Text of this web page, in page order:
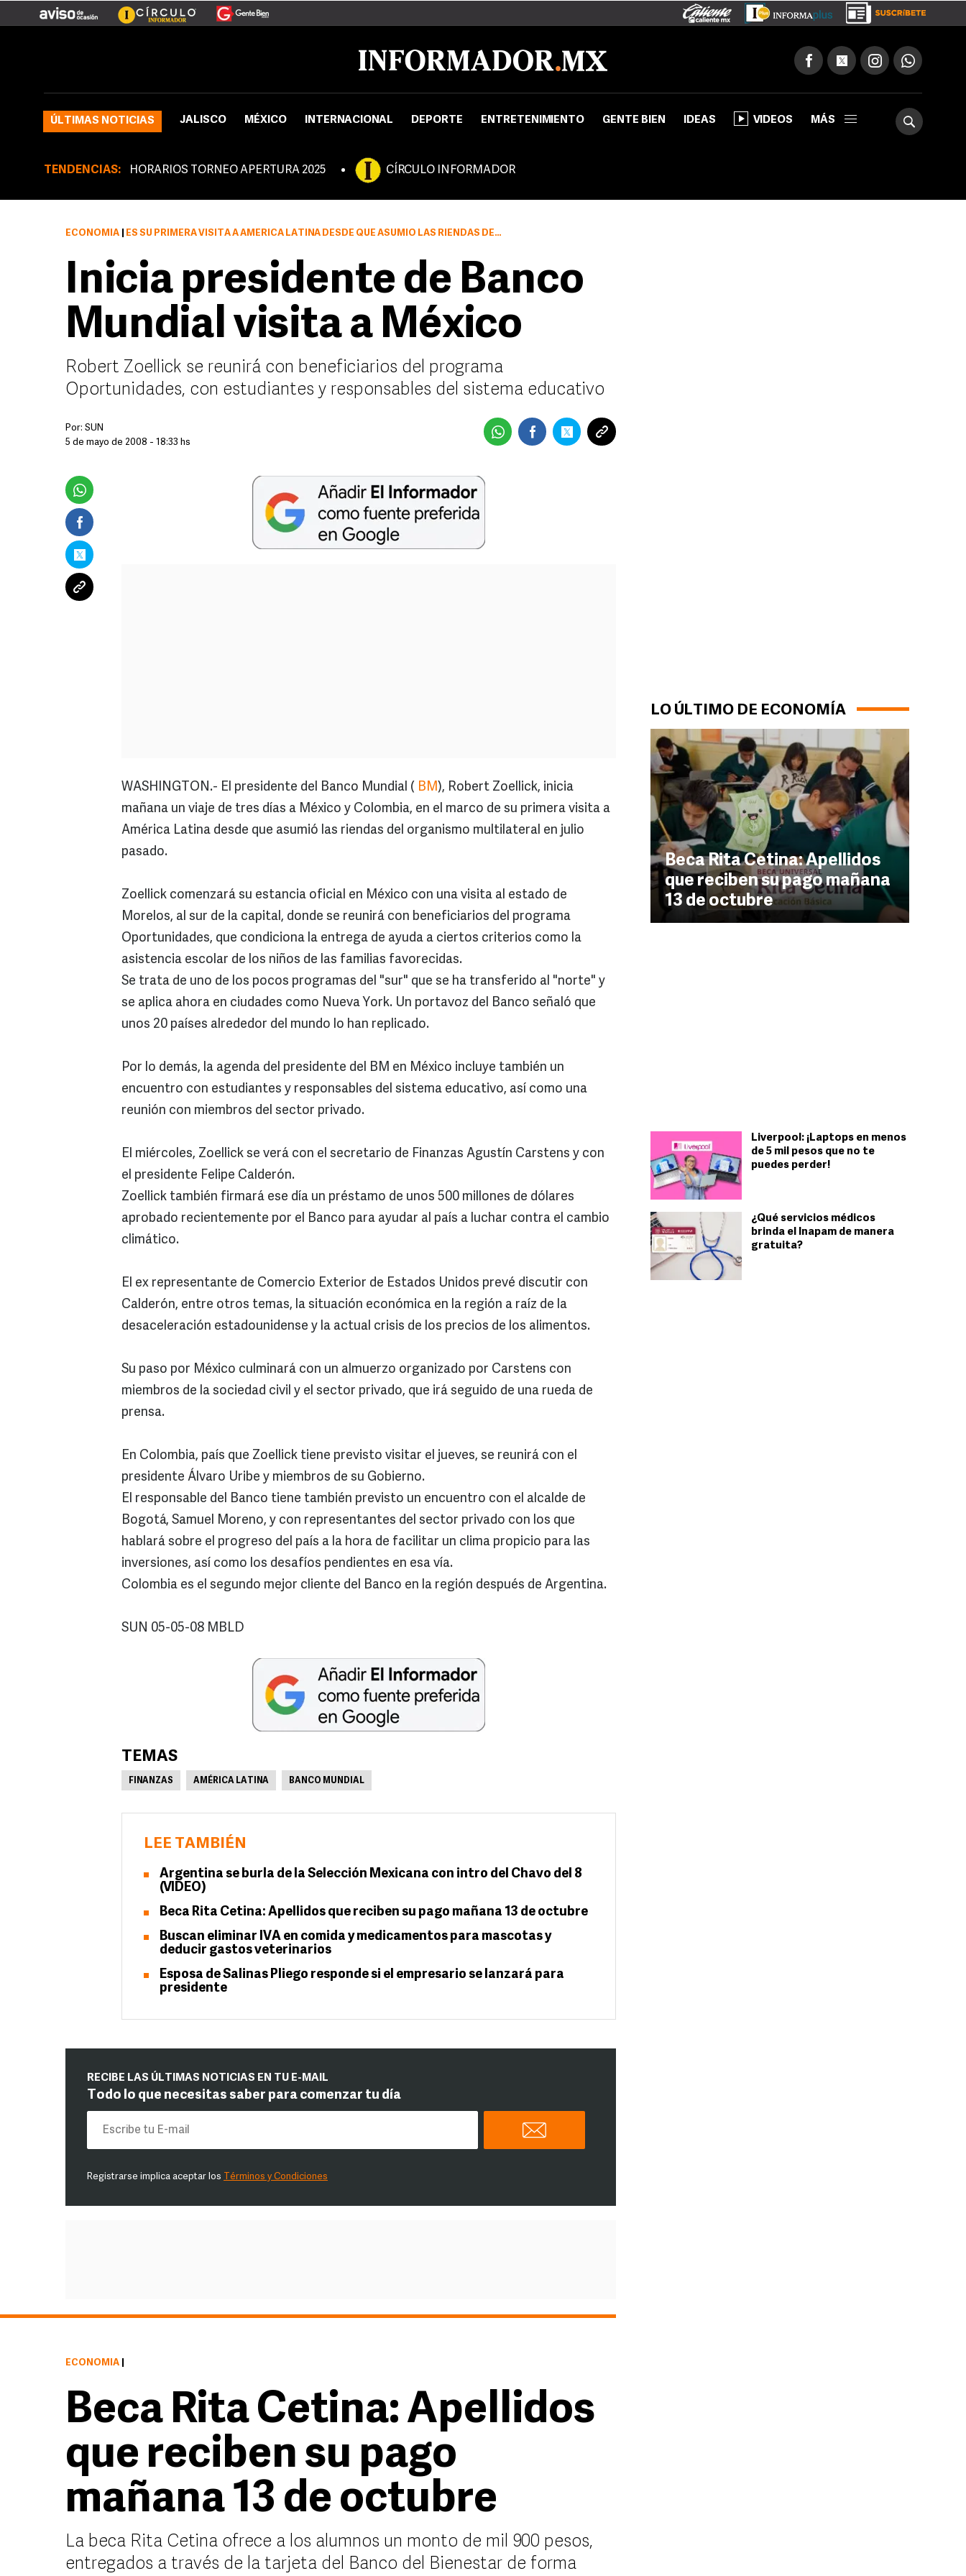
ÚLTIMAS NOTICIAS JALISCO MÉXICO INTERNACIONAL DEPORTE ENTRETENIMIENTO GENTE BIEN IDEAS VIDEOS MÁS
TENDENCIAS: HORARIOS TORNEO APERTURA 2025 CÍRCULO INFORMADOR
LO ÚLTIMO DE ECONOMÍA
Beca Rita Cetina: Apellidos
que reciben su pago mañana
13 de octubre
Liverpool: ¡Laptops en menos
de 5 mil pesos que no te
puedes perder!
¿Qué servicios médicos
brinda el Inapam de manera
gratuita?
ECONOMÍA ES SU PRIMERA VISITA A AMÉRICA LATINA DESDE QUE ASUMIÓ LAS RIENDAS DEL ORGANISMO MULTILATERAL EN JULIO PASADO
Inicia presidente de Banco
Mundial visita a México
Robert Zoellick se reunirá con beneficiarios del programa
Oportunidades, con estudiantes y responsables del sistema educativo
Por: SUN
5 de mayo de 2008 - 18:33 hs
WASHINGTON.- El presidente del Banco Mundial ( BM), Robert Zoellick, inicia
mañana un viaje de tres días a México y Colombia, en el marco de su primera visita a
América Latina desde que asumió las riendas del organismo multilateral en julio
pasado.
Zoellick comenzará su estancia oficial en México con una visita al estado de
Morelos, al sur de la capital, donde se reunirá con beneficiarios del programa
Oportunidades, que condiciona la entrega de ayuda a ciertos criterios como la
asistencia escolar de los niños de las familias favorecidas.
Se trata de uno de los pocos programas del "sur" que se ha transferido al "norte" y
se aplica ahora en ciudades como Nueva York. Un portavoz del Banco señaló que
unos 20 países alrededor del mundo lo han replicado.
Por lo demás, la agenda del presidente del BM en México incluye también un
encuentro con estudiantes y responsables del sistema educativo, así como una
reunión con miembros del sector privado.
El miércoles, Zoellick se verá con el secretario de Finanzas Agustín Carstens y con
el presidente Felipe Calderón.
Zoellick también firmará ese día un préstamo de unos 500 millones de dólares
aprobado recientemente por el Banco para ayudar al país a luchar contra el cambio
climático.
El ex representante de Comercio Exterior de Estados Unidos prevé discutir con
Calderón, entre otros temas, la situación económica en la región a raíz de la
desaceleración estadounidense y la actual crisis de los precios de los alimentos.
Su paso por México culminará con un almuerzo organizado por Carstens con
miembros de la sociedad civil y el sector privado, que irá seguido de una rueda de
prensa.
En Colombia, país que Zoellick tiene previsto visitar el jueves, se reunirá con el
presidente Álvaro Uribe y miembros de su Gobierno.
El responsable del Banco tiene también previsto un encuentro con el alcalde de
Bogotá, Samuel Moreno, y con representantes del sector privado con los que
hablará sobre el progreso del país a la hora de facilitar un clima propicio para las
inversiones, así como los desafíos pendientes en esa vía.
Colombia es el segundo mejor cliente del Banco en la región después de Argentina.
SUN 05-05-08 MBLD
TEMAS
FINANZAS AMÉRICA LATINA BANCO MUNDIAL
LEE TAMBIÉN
Argentina se burla de la Selección Mexicana con intro del Chavo del 8
(VIDEO)
Beca Rita Cetina: Apellidos que reciben su pago mañana 13 de octubre
Buscan eliminar IVA en comida y medicamentos para mascotas y
deducir gastos veterinarios
Esposa de Salinas Pliego responde si el empresario se lanzará para
presidente
RECIBE LAS ÚLTIMAS NOTICIAS EN TU E-MAIL
Todo lo que necesitas saber para comenzar tu día
Registrarse implica aceptar los Términos y Condiciones
ECONOMÍA
Beca Rita Cetina: Apellidos
que reciben su pago
mañana 13 de octubre
La beca Rita Cetina ofrece a los alumnos un monto de mil 900 pesos,
entregados a través de la tarjeta del Banco del Bienestar de forma